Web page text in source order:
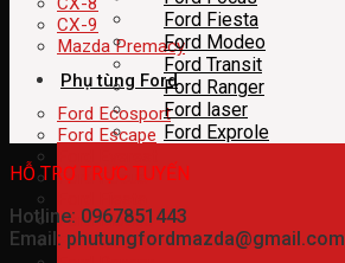
CX-9
Mazda Premacy
Phụ tùng Ford
Ford Ecosport
Ford Escape
Ford Focus
Ford Modeo
Ford Transit
Ford Fiesta
Ford Modeo
Ford Transit
Ford Ranger
Ford laser
Ford Exprole
HỖ TRỢ TRỰC TUYẾN
Hotline: 0967851443
Email: phutungfordmazda@gmail.com